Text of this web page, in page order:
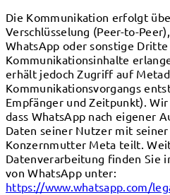
Die Kommunikation erfolgt
Verschlüsselung (Peer-to-
WhatsApp oder sonstige
Kommunikationsinhalte
erhält jedoch Zugriff auf
Kommunikationsvorgangs
Empfänger und Zeitpunkt).
dass WhatsApp nach eigener
Daten seiner Nutzer mit seiner
Konzernmutter Meta teilt.
Datenverarbeitung finden Sie
von WhatsApp unter:
https://www.whatsapp.com/